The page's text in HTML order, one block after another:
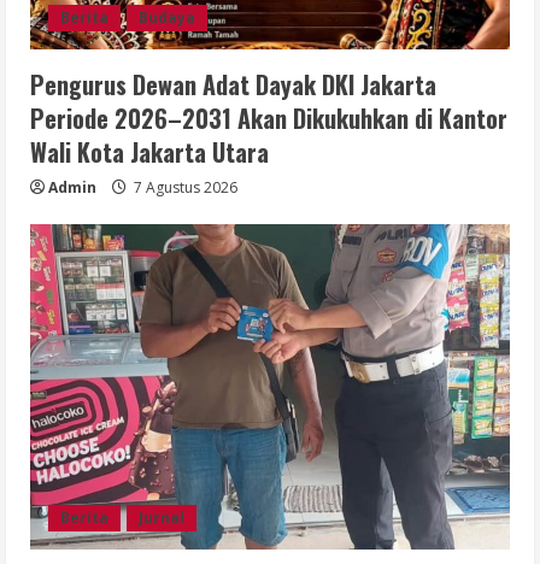
Berita Budaya
Pengurus Dewan Adat Dayak DKI Jakarta
Periode 2026–2031 Akan Dikukuhkan di Kantor
Wali Kota Jakarta Utara
Admin 7 Agustus 2026
Berita Jurnal